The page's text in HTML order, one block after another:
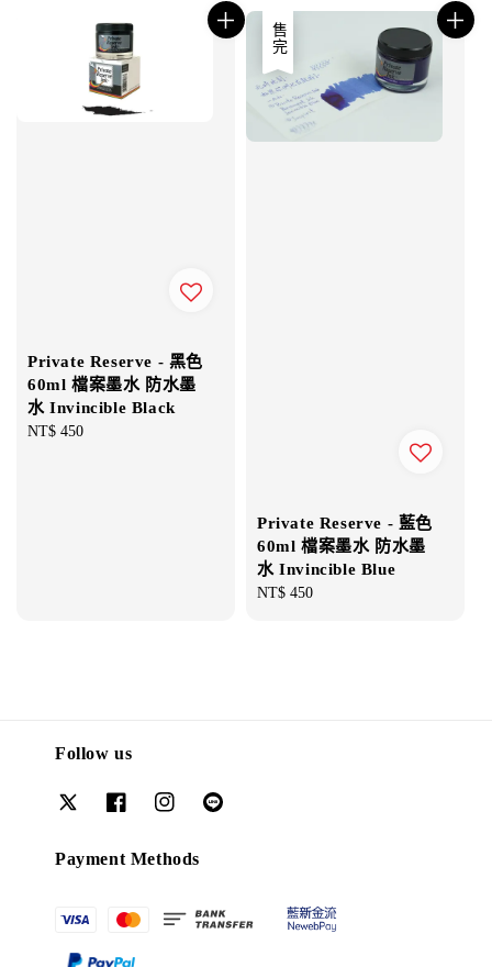
Private Reserve - 黑色
60ml 檔案墨水 防水墨
水 Invincible Black
Regular
NT$ 450
售完
Private Reserve - 藍色
60ml 檔案墨水 防水墨
水 Invincible Blue
Regular
NT$ 450
Follow us
Payment Methods